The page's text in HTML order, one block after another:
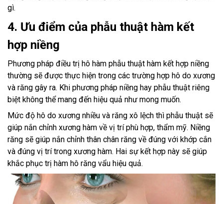
gì.
4. Ưu điểm của phẫu thuật hàm kết
hợp niềng
Phương pháp điều trị hô hàm phẫu thuật hàm kết hợp niềng
thường sẽ được thực hiện trong các trường hợp hô do xương
và răng gây ra. Khi phương pháp niềng hay phẫu thuật riêng
biệt không thể mang đến hiệu quả như mong muốn.
Mức độ hô do xương nhiều và răng xô lệch thì phẫu thuật sẽ
giúp nắn chỉnh xương hàm về vị trí phù hợp, thẩm mỹ. Niềng
răng sẽ giúp nắn chỉnh thân chân răng về đúng với khớp cắn
và đúng vị trí trong xương hàm. Hai sự kết hợp này sẽ giúp
khắc phục trị hàm hô răng vẩu hiệu quả.